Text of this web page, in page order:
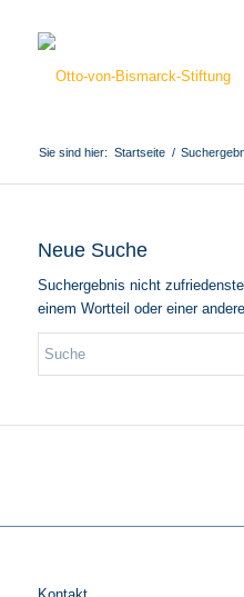
Sie sind hier: Startseite /
Neue Suche
Suchergebnis nicht
einem Wortteil oder einer